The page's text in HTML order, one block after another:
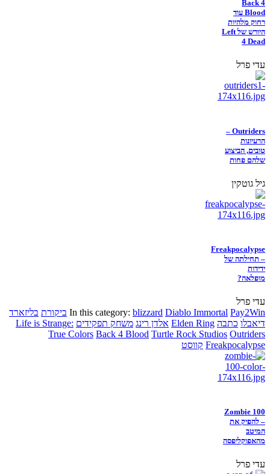
Back 4
Blood עוד
רחוק מלהיות
היורש של Left
4 Dead
עדי פרל
Outriders –
הרעיונות
טובים, הביצוע
שלהם פחות
גיל גוטקין
Freakpocalypse
– תחילתה של
ידידות
מופלאה?
עדי פרל
In this category: blizzard Diablo Immortal Pay2Win ביקורת בליזארד
דיאבלו כתבה Elden Ring אלדן רינג משחק תפקידים Life is Strange:
True Colors Back 4 Blood Turtle Rock Studios Outriders
Freakpocalypse קווסט
Zombie 100
– להפיק את
המיטב
מהאפוקליפסה
עדי פרל